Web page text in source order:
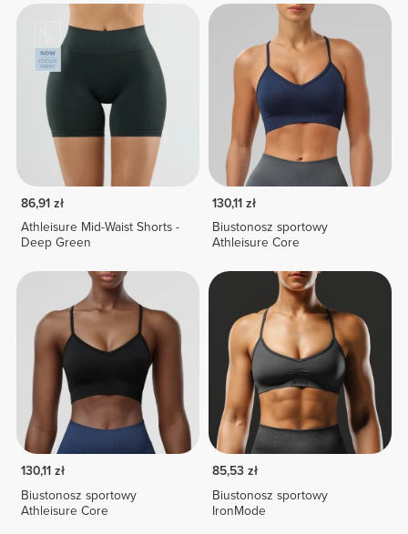
86,91 zł
Athleisure Mid-Waist Shorts -
Deep Green
130,11 zł
Biustonosz sportowy
Athleisure Core
130,11 zł
Biustonosz sportowy
Athleisure Core
85,53 zł
Biustonosz sportowy
IronMode